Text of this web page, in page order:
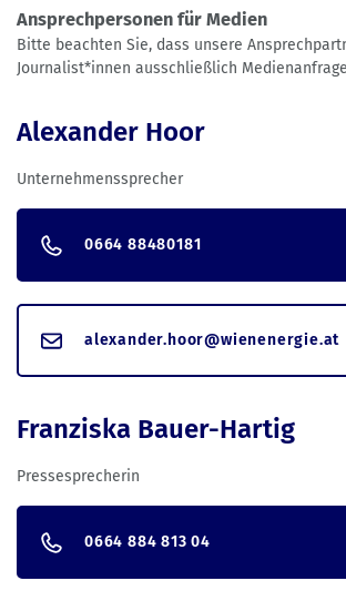
Ansprechpersonen für Medien
Bitte beachten Sie, dass unsere
Journalist*innen ausschließlich
Alexander Hoor
Unternehmenssprecher
0664 88480181
alexander.hoor@wienenergie.at
Franziska Bauer-Hartig
Pressesprecherin
0664 884 813 04